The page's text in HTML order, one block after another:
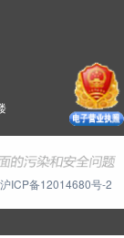
沪ICP备12014680号-2